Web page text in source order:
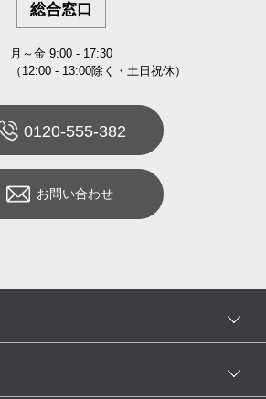
総合窓口
月～金 9:00 - 17:30
（12:00 - 13:00除く・土日祝休）
0120-555-382
お問い合わせ